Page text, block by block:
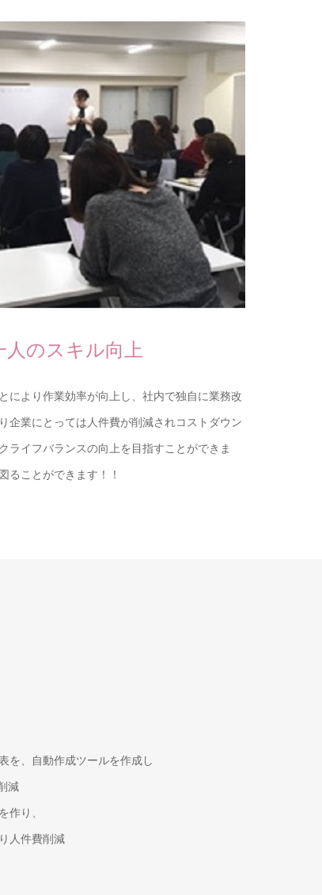
人のスキル向上
により作業効率が向上し、社内で独自に業務改
企業にとっては人件費が削減されコストダウン
ライフバランスの向上を目指すことができま
ることができます！！
を、自動作成ツールを作成し
減
作り、
人件費削減